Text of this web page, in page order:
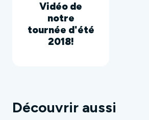
Vidéo de
notre
tournée d'été
2018!
Découvrir aussi